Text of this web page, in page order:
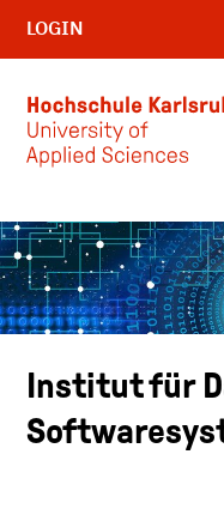
Skip to main content
LOGIN
Institut für